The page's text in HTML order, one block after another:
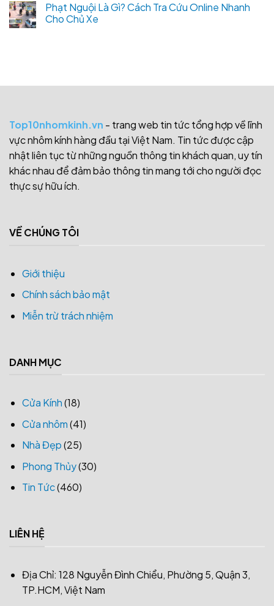
Phạt Nguội Là Gì? Cách Tra Cứu Online Nhanh
Cho Chủ Xe
Top10nhomkinh.vn - trang web tin tức tổng hợp về lĩnh
vực nhôm kính hàng đầu tại Việt Nam. Tin tức được cập
nhật liên tục từ những nguồn thông tin khách quan, uy tín
khác nhau để đảm bảo thông tin mang tới cho người đọc
thực sự hữu ích.
VỀ CHÚNG TÔI
Giới thiệu
Chính sách bảo mật
Miễn trừ trách nhiệm
DANH MỤC
Cửa Kính(18)
Cửa nhôm(41)
Nhà Đẹp(25)
Phong Thủy(30)
Tin Tức(460)
LIÊN HỆ
Địa Chỉ: 128 Nguyễn Đình Chiểu, Phường 5, Quận 3,
TP.HCM, Việt Nam